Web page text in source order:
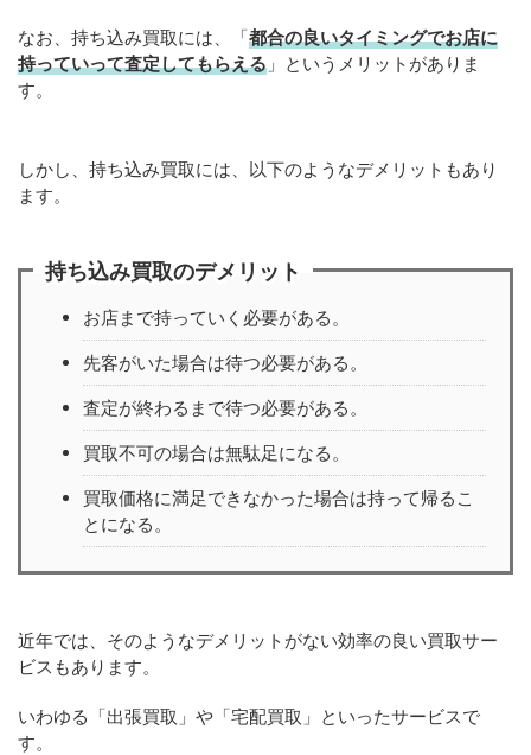
なお、持ち込み買取には、「都合の良いタイミングでお店に
持っていって査定してもらえる 」というメリットがありま
す。
しかし、持ち込み買取には、以下のようなデメリットもあり
ます。
持ち込み買取のデメリット
お店まで持っていく必要がある。
先客がいた場合は待つ必要がある。
査定が終わるまで待つ必要がある。
買取不可の場合は無駄足になる。
買取価格に満足できなかった場合は持って帰るこ
とになる。
近年では、そのようなデメリットがない効率の良い買取サー
ビスもあります。
いわゆる「出張買取」や「宅配買取」といったサービスで
す。